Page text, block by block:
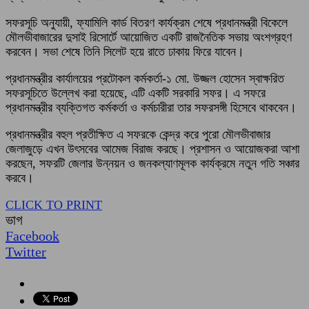
সফরসূচি অনুযায়ী, ফ্যামিলি কার্ড বিতরণ কার্যক্রম শেষে প্রধানমন্ত্রী বিকেলে
মৌলভীবাজারের দুসাই রিসোর্টে আয়োজিত একটি রাজনৈতিক সভায় অংশগ্রহণ
করবেন। সভা শেষে তিনি সিলেট হয়ে রাতে ঢাকায় ফিরে যাবেন।
প্রধানমন্ত্রীর কার্যালয়ের প্রটোকল কর্মকর্তা-১ মো. উজ্জল হোসেন স্বাক্ষরিত
সফরসূচিতে উল্লেখ করা হয়েছে, এটি একটি সরকারি সফর। এ সফরে
প্রধানমন্ত্রীর ব্যক্তিগত কর্মকর্তা ও কর্মচারীরা তার সফরসঙ্গী হিসেবে থাকবেন।
প্রধানমন্ত্রীর বহুল প্রতীক্ষিত এ সফরকে কেন্দ্র করে পুরো মৌলভীবাজার
জেলাজুড়ে এখন উৎসবের আমেজ বিরাজ করছে। প্রশাসন ও আয়োজকরা আশা
করছেন, সফরটি জেলার উন্নয়ন ও জনকল্যাণমূলক কার্যক্রমে নতুন গতি সঞ্চার
করবে।
CLICK TO PRINT
ভাগ
Facebook
Twitter